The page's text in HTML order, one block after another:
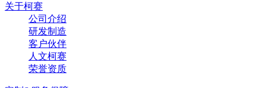
关于柯赛
公司介绍
研发制造
客户伙伴
人文柯赛
荣誉资质